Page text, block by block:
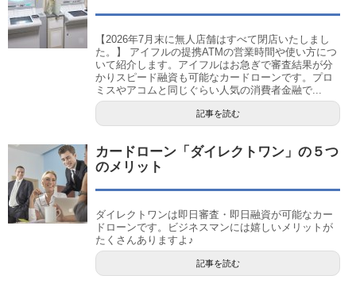
【2026年7月末に無人店舗はすべて閉店いたしまし
た。】 アイフルの提携ATMの営業時間や使い方につ
いて紹介します。アイフルはお急ぎで審査結果が分
かりスピード融資も可能なカードローンです。プロ
ミスやアコムと同じぐらい人気の消費者金融で...
記事を読む
カードローン「ダイレクトワン」の５つ
のメリット
ダイレクトワンは即日審査・即日融資が可能なカー
ドローンです。ビジネスマンには嬉しいメリットが
たくさんありますよ♪
記事を読む